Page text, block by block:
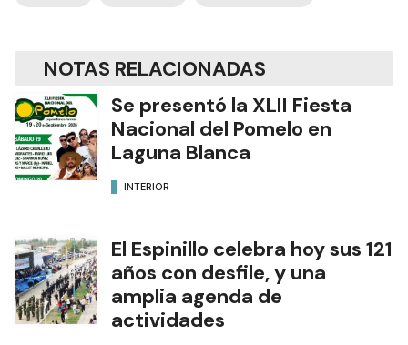
NOTAS RELACIONADAS
Se presentó la XLII Fiesta
Nacional del Pomelo en
Laguna Blanca
INTERIOR
El Espinillo celebra hoy sus 121
años con desfile, y una
amplia agenda de
actividades